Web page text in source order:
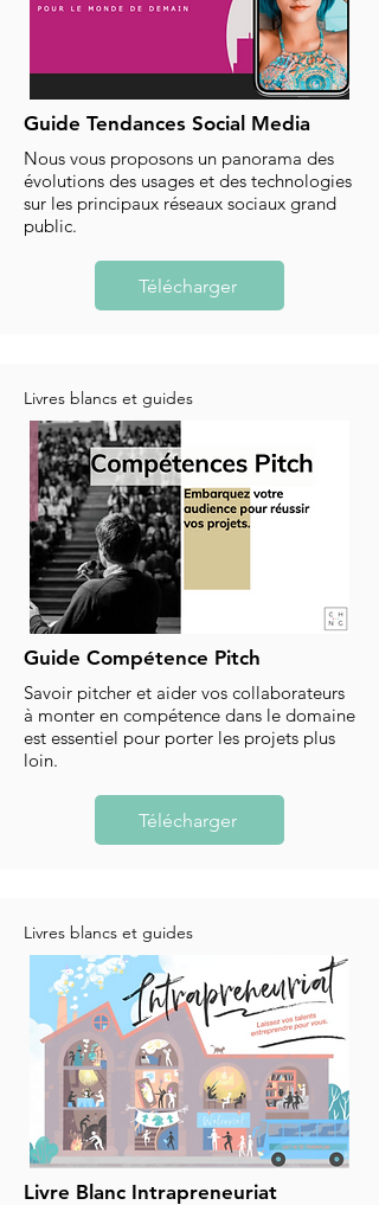
Guide Tendances Social Media
Nous vous proposons un panorama des
évolutions des usages et des technologies
sur les principaux réseaux sociaux grand
public.
Télécharger
Livres blancs et guides
Guide Compétence Pitch
Savoir pitcher et aider vos collaborateurs
à monter en compétence dans le domaine
est essentiel pour porter les projets plus
loin.
Télécharger
Livres blancs et guides
Livre Blanc Intrapreneuriat